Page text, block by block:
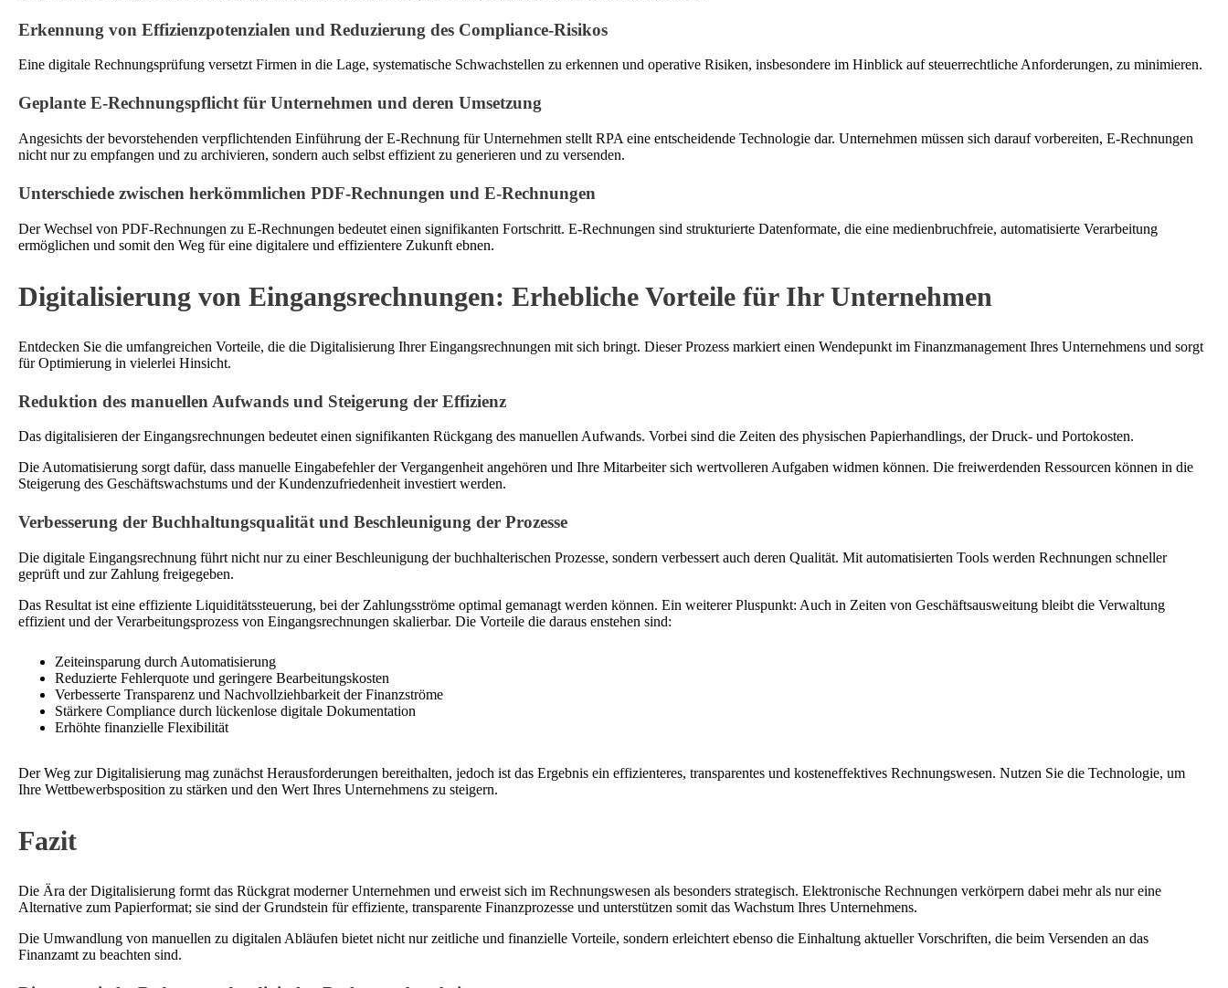
Erkennung von Effizienzpotenzialen und Reduzierung des Compliance-Risikos
Eine digitale Rechnungsprüfung versetzt Firmen in die Lage, systematische Schwachstellen zu erkennen und operative Risiken, insbesondere im Hinblick auf steuerrechtliche Anforderungen, zu minimieren.
Geplante E-Rechnungspflicht für Unternehmen und deren Umsetzung
Angesichts der bevorstehenden verpflichtenden Einführung der E-Rechnung für Unternehmen stellt RPA eine entscheidende Technologie dar. Unternehmen müssen sich darauf vorbereiten, E-Rechnungen
nicht nur zu empfangen und zu archivieren, sondern auch selbst effizient zu generieren und zu versenden.
Unterschiede zwischen herkömmlichen PDF-Rechnungen und E-Rechnungen
Der Wechsel von PDF-Rechnungen zu E-Rechnungen bedeutet einen signifikanten Fortschritt. E-Rechnungen sind strukturierte Datenformate, die eine medienbruchfreie, automatisierte Verarbeitung
ermöglichen und somit den Weg für eine digitalere und effizientere Zukunft ebnen.
Digitalisierung von Eingangsrechnungen: Erhebliche Vorteile für Ihr Unternehmen
Entdecken Sie die umfangreichen Vorteile, die die Digitalisierung Ihrer Eingangsrechnungen mit sich bringt. Dieser Prozess markiert einen Wendepunkt im Finanzmanagement Ihres Unternehmens und sorgt
für Optimierung in vielerlei Hinsicht.
Reduktion des manuellen Aufwands und Steigerung der Effizienz
Das digitalisieren der Eingangsrechnungen bedeutet einen signifikanten Rückgang des manuellen Aufwands. Vorbei sind die Zeiten des physischen Papierhandlings, der Druck- und Portokosten.
Die Automatisierung sorgt dafür, dass manuelle Eingabefehler der Vergangenheit angehören und Ihre Mitarbeiter sich wertvolleren Aufgaben widmen können. Die freiwerdenden Ressourcen können in die
Steigerung des Geschäftswachstums und der Kundenzufriedenheit investiert werden.
Verbesserung der Buchhaltungsqualität und Beschleunigung der Prozesse
Die digitale Eingangsrechnung führt nicht nur zu einer Beschleunigung der buchhalterischen Prozesse, sondern verbessert auch deren Qualität. Mit automatisierten Tools werden Rechnungen schneller
geprüft und zur Zahlung freigegeben.
Das Resultat ist eine effiziente Liquiditätssteuerung, bei der Zahlungsströme optimal gemanagt werden können. Ein weiterer Pluspunkt: Auch in Zeiten von Geschäftsausweitung bleibt die Verwaltung
effizient und der Verarbeitungsprozess von Eingangsrechnungen skalierbar. Die Vorteile die daraus enstehen sind:
Zeiteinsparung durch Automatisierung
Reduzierte Fehlerquote und geringere Bearbeitungskosten
Verbesserte Transparenz und Nachvollziehbarkeit der Finanzströme
Stärkere Compliance durch lückenlose digitale Dokumentation
Erhöhte finanzielle Flexibilität
Der Weg zur Digitalisierung mag zunächst Herausforderungen bereithalten, jedoch ist das Ergebnis ein effizienteres, transparentes und kosteneffektives Rechnungswesen. Nutzen Sie die Technologie, um
Ihre Wettbewerbsposition zu stärken und den Wert Ihres Unternehmens zu steigern.
Fazit
Die Ära der Digitalisierung formt das Rückgrat moderner Unternehmen und erweist sich im Rechnungswesen als besonders strategisch. Elektronische Rechnungen verkörpern dabei mehr als nur eine
Alternative zum Papierformat; sie sind der Grundstein für effiziente, transparente Finanzprozesse und unterstützen somit das Wachstum Ihres Unternehmens.
Die Umwandlung von manuellen zu digitalen Abläufen bietet nicht nur zeitliche und finanzielle Vorteile, sondern erleichtert ebenso die Einhaltung aktueller Vorschriften, die beim Versenden an das
Finanzamt zu beachten sind.